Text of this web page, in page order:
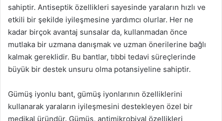
sahiptir. Antiseptik özellikleri sayesinde yaraların hızlı ve
etkili bir şekilde iyileşmesine yardımcı olurlar. Her ne
kadar birçok avantaj sunsalar da, kullanmadan önce
mutlaka bir uzmana danışmak ve uzman önerilerine bağlı
kalmak gereklidir. Bu bantlar, tıbbi tedavi süreçlerinde
büyük bir destek unsuru olma potansiyeline sahiptir.
Gümüş iyonlu bant, gümüş iyonlarının özelliklerini
kullanarak yaraların iyileşmesini destekleyen özel bir
medikal üründür. Gümüş, antimikrobiyal özellikleri